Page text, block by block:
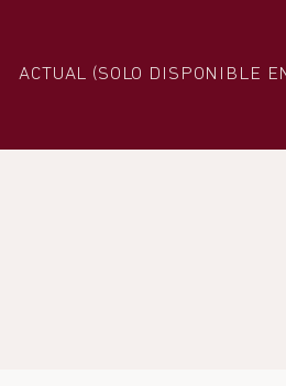
ACTUAL (SOLO DISPONIBLE